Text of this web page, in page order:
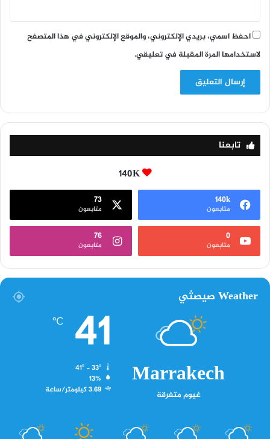
احفظ اسمي، بريدي الإلكتروني، والموقع الإلكتروني في هذا المتصفح
لاستخدامها المرة المقبلة في تعليقي.
تابعنا
140K
140k
متابعون
73
متابعون
0
متابعون
76
متابعون
Weather صيصثي
Marrakech
غيوم متفرقة
41
℃
13%
3.69 كيلومتر/ساعة